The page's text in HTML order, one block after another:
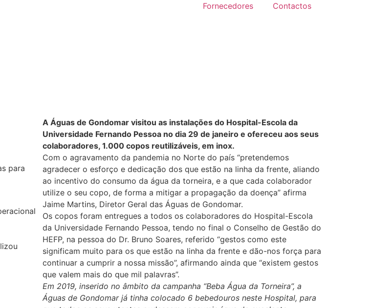
Fornecedores
Contactos
para
A Águas de Gondomar visitou as instalações do Hospital-Escola da
Universidade Fernando Pessoa no dia 29 de janeiro e ofereceu aos seus
colaboradores, 1.000 copos reutilizáveis, em inox.
Com o agravamento da pandemia no Norte do país “pretendemos
agradecer o esforço e dedicação dos que estão na linha da frente, aliando
ao incentivo do consumo da água da torneira, e a que cada colaborador
utilize o seu copo, de forma a mitigar a propagação da doença” afirma
Jaime Martins, Diretor Geral das Águas de Gondomar.
Os copos foram entregues a todos os colaboradores do Hospital-Escola
da Universidade Fernando Pessoa, tendo no final o Conselho de Gestão do
HEFP, na pessoa do Dr. Bruno Soares, referido “gestos como este
significam muito para os que estão na linha da frente e dão-nos força para
continuar a cumprir a nossa missão”, afirmando ainda que “existem gestos
que valem mais do que mil palavras”.
Em 2019, inserido no âmbito da campanha “Beba Água da Torneira”, a
Águas de Gondomar já tinha colocado 6 bebedouros neste Hospital, para